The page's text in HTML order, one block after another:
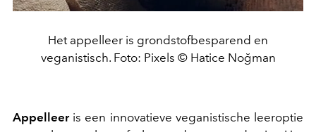
Het appelleer is grondstofbesparend en
veganistisch. Foto: Pixels © Hatice Noğman
Appelleeris een innovatieve veganistische leeroptie